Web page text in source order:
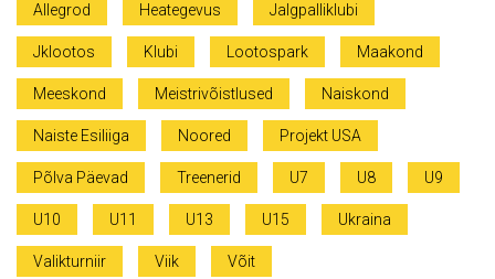
Allegrod Heategevus Jalgpalliklubi
Jklootos Klubi Lootospark Maakond
Meeskond Meistrivõistlused Naiskond
Naiste Esiliiga Noored Projekt USA
Põlva Päevad Treenerid U7 U8 U9
U10 U11 U13 U15 Ukraina
Valikturniir Viik Võit